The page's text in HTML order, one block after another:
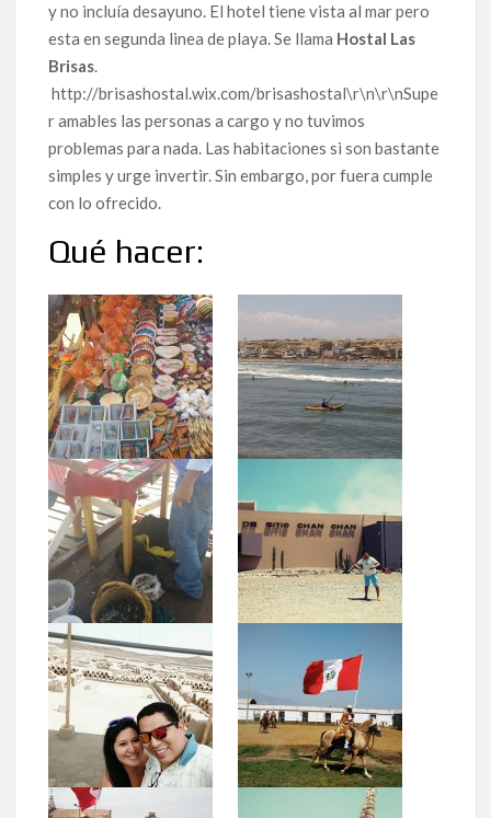
y no incluía desayuno. El hotel tiene vista al mar pero
esta en segunda linea de playa. Se llama Hostal Las
Brisas.
http://brisashostal.wix.com/brisashostal\r\n\r\nSupe
r amables las personas a cargo y no tuvimos
problemas para nada. Las habitaciones si son bastante
simples y urge invertir. Sin embargo, por fuera cumple
con lo ofrecido.
Qué hacer: